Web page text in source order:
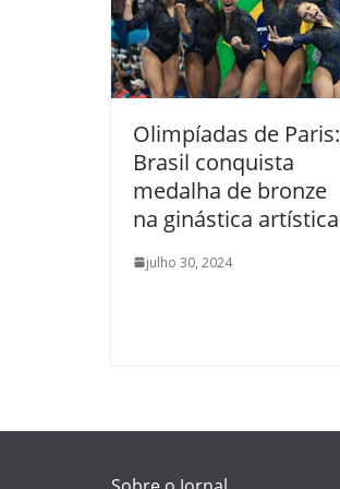
Olimpíadas de Paris:
Brasil conquista
medalha de bronze
na ginástica artística
julho 30, 2024